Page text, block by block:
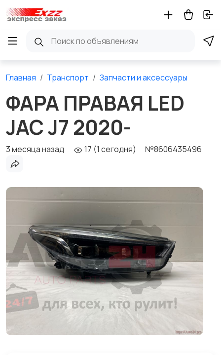
Главная Транспорт Запчасти и аксессуары
ФАРА ПРАВАЯ LED
JAC J7 2020-
3 месяца назад 17 (1 сегодня) №8606435496